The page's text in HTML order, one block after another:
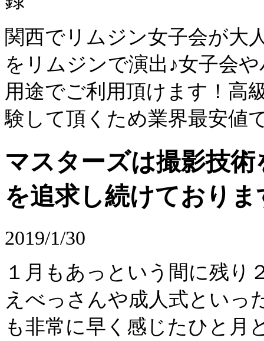
関西でリムジン女子会が大
をリムジンで演出♪女子会
用途でご利用頂けます！高
験して頂くため業界最安値
マスターズは撮影技
を追求し続けており
2019/1/30
１月もあっという間に残り
えべっさんや成人式といっ
も非常に早く感じたひと月